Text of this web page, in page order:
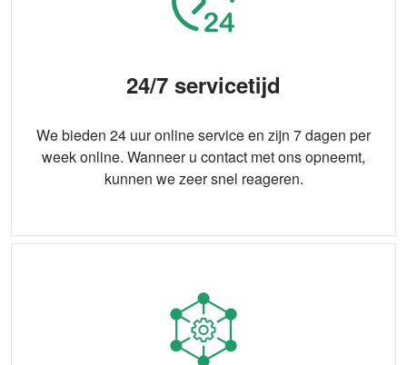
24/7 servicetijd
We bieden 24 uur online service en zijn 7 dagen per
week online. Wanneer u contact met ons opneemt,
kunnen we zeer snel reageren.